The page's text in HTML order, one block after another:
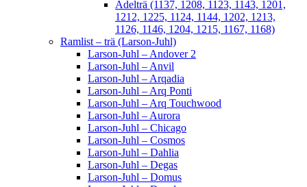
Ädelträ (1137, 1208, 1123, 1143, 1201,
1212, 1225, 1124, 1144, 1202, 1213,
1126, 1146, 1204, 1215, 1167, 1168)
Ramlist – trä (Larson-Juhl)
Larson-Juhl – Andover 2
Larson-Juhl – Anvil
Larson-Juhl – Arqadia
Larson-Juhl – Arq Ponti
Larson-Juhl – Arq Touchwood
Larson-Juhl – Aurora
Larson-Juhl – Chicago
Larson-Juhl – Cosmos
Larson-Juhl – Dahlia
Larson-Juhl – Degas
Larson-Juhl – Domus